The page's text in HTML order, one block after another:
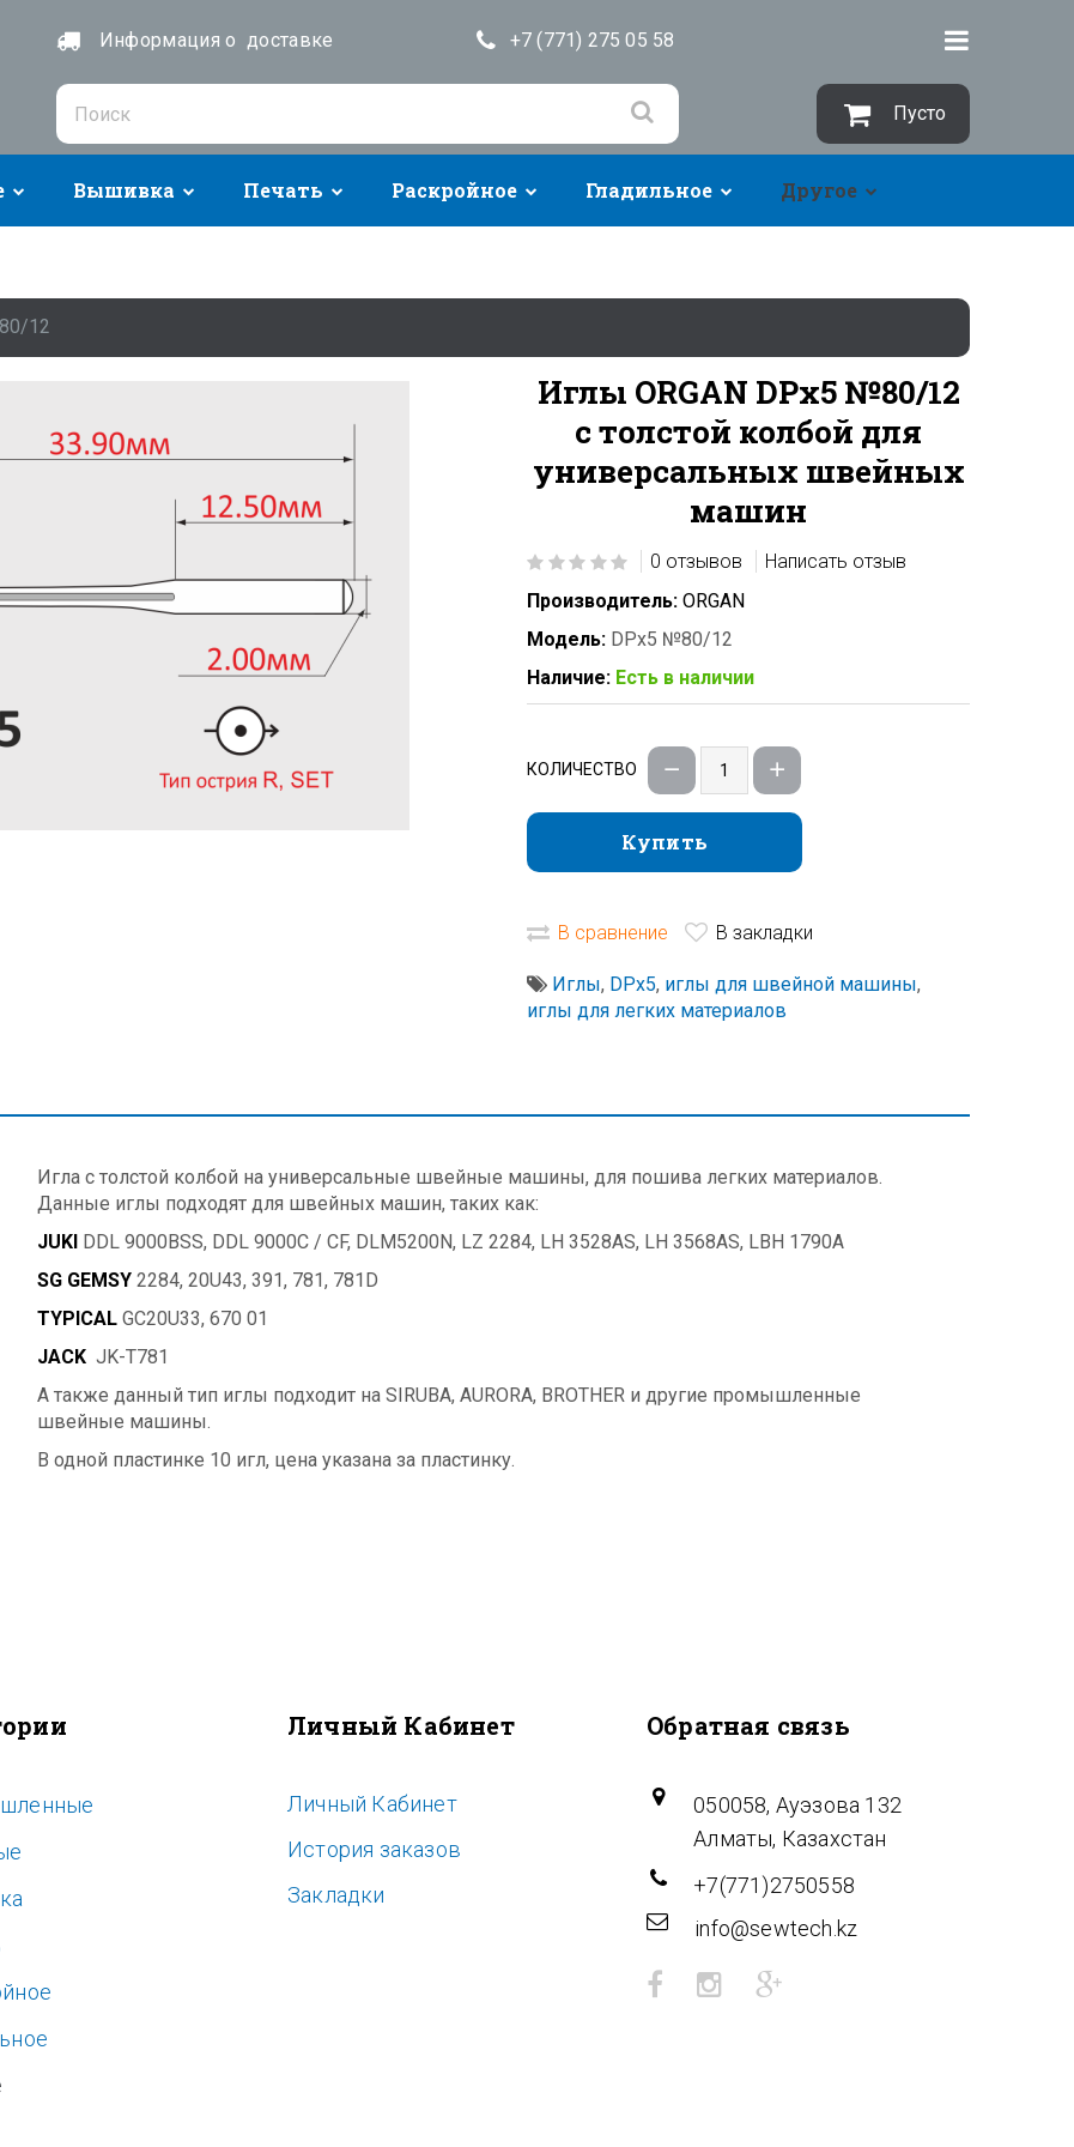
Информация о доставке +7 (771) 275 05 58
Пусто
Вышивка Печать Раскройное Гладильное Другое
12
Иглы ORGAN DPx5 №80/12
с толстой колбой для
универсальных швейных
машин
0 отзывов
Написать отзыв
Производитель: ORGAN
Модель: DPx5 №80/12
Наличие: Есть в наличии
КОЛИЧЕСТВО
Купить
Купить
В сравнение В закладки
Иглы, DPx5, иглы для швейной машины,
иглы для легких материалов
Игла с толстой колбой на универсальные швейные машины, для пошива легких материалов.
Данные иглы подходят для швейных машин, таких как:
JUKI DDL 9000BSS, DDL 9000C / CF, DLM5200N, LZ 2284, LH 3528AS, LH 3568AS, LBH 1790A
SG GEMSY 2284, 20U43, 391, 781, 781D
TYPICAL GC20U33, 670 01
JACK JK-T781
А также данный тип иглы подходит на SIRUBA, AURORA, BROTHER и другие промышленные
швейные машины.
В одной пластинке 10 игл, цена указана за пластинку.
Личный Кабинет
Личный Кабинет
История заказов
Закладки
Обратная связь
050058, Ауэзова 132
Алматы, Казахстан
+7(771)2750558
info@sewtech.kz